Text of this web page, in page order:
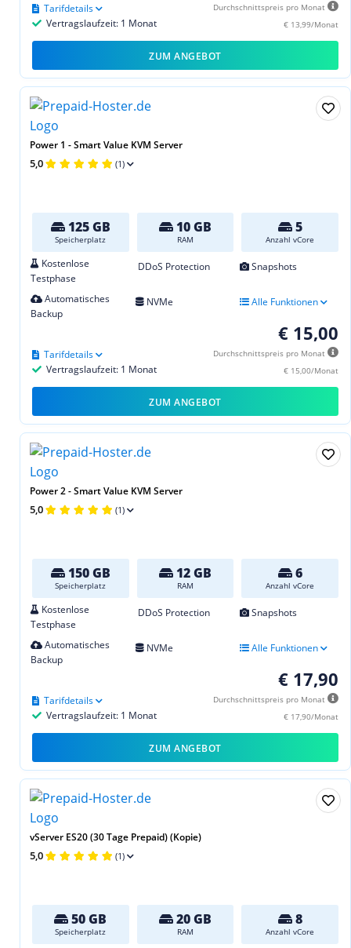
Durchschnittspreis pro Monat
€ 13,99/Monat
Vertragslaufzeit: 1 Monat
Tarifdetails
ZUM ANGEBOT
Power 1 - Smart Value KVM Server
5,0 (1)
125 GB
Speicherplatz
10 GB
RAM
5
Anzahl vCore
Kostenlose
Testphase
DDoS Protection Snapshots
Automatisches
Backup
NVMe Alle Funktionen
€ 15,00
Durchschnittspreis pro Monat
€ 15,00/Monat
Vertragslaufzeit: 1 Monat
Tarifdetails
ZUM ANGEBOT
Power 2 - Smart Value KVM Server
5,0 (1)
150 GB
Speicherplatz
12 GB
RAM
6
Anzahl vCore
Kostenlose
Testphase
DDoS Protection Snapshots
Automatisches
Backup
NVMe Alle Funktionen
€ 17,90
Durchschnittspreis pro Monat
€ 17,90/Monat
Vertragslaufzeit: 1 Monat
Tarifdetails
ZUM ANGEBOT
vServer ES20 (30 Tage Prepaid) (Kopie)
5,0 (1)
50 GB
Speicherplatz
20 GB
RAM
8
Anzahl vCore